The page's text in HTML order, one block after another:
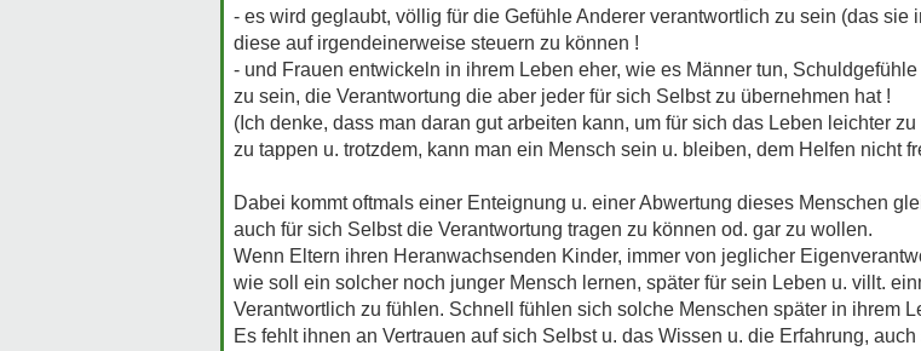
- es wird geglaubt, völlig für die Gefühle Anderer verantwortlich zu sein (das sie
diese auf irgendeinerweise steuern zu können !
- und Frauen entwickeln in ihrem Leben eher, wie es Männer tun,
zu sein, die Verantwortung die aber jeder für sich Selbst zu übernehmen hat !
(Ich denke, dass man daran gut arbeiten kann, um für sich das Leben leichter
zu tappen u. trotzdem, kann man ein Mensch sein u. bleiben, dem Helfen nicht
Dabei kommt oftmals einer Enteignung u. einer Abwertung dieses Menschen
auch für sich Selbst die Verantwortung tragen zu können od. gar zu wollen.
Wenn Eltern ihren Heranwachsenden Kinder, immer von jeglicher
wie soll ein solcher noch junger Mensch lernen, später für sein Leben u. villt.
Verantwortlich zu fühlen. Schnell fühlen sich solche Menschen später in ihrem
Es fehlt ihnen an Vertrauen auf sich Selbst u. das Wissen u. die Erfahrung,